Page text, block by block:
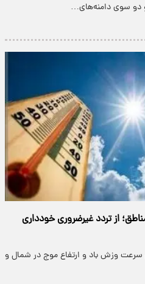
دو سوی دامنه‌های…
از تردد غیرضروری خودداری
وزش باد و ارتفاع موج در شمال و